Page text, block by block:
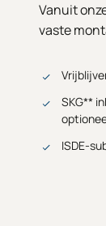
Vanuit
vaste
SKG**
ISDE-